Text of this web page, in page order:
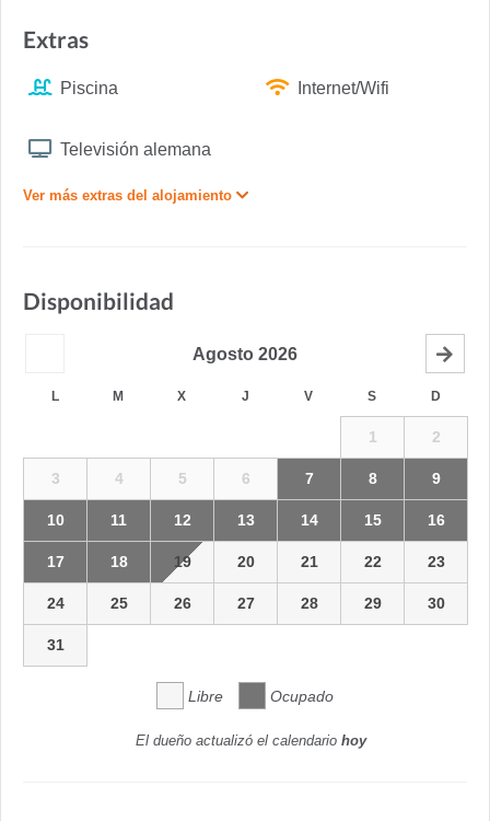
Extras
Piscina Internet/Wifi
Televisión alemana
Ver más extras del alojamiento
Disponibilidad
Agosto 2026
L M X J V S D
1 2
3 4 5 6 7 8 9
10 11 12 13 14 15 16
17 18 19 20 21 22 23
24 25 26 27 28 29 30
31
Libre Ocupado
El dueño actualizó el calendario hoy